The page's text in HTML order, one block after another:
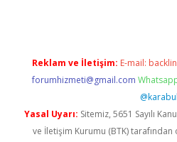
Reklam ve İletişim: E-mail:
forumhizmeti@gmail.com
@karabul
Yasal Uyarı: Sitemiz, 5651 Sayılı
ve İletişim Kurumu (BTK) tarafından